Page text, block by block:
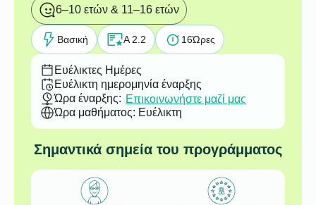
6–10 ετών & 11–16 ετών
Βασική A 2.2 16Ώρες
Ευέλικτες Ημέρες
Ευέλικτη ημερομηνία έναρξης
Ώρα έναρξης: Επικοινωνήστε μαζί μας
Ώρα μαθήματος: Ευέλικτη
Σημαντικά σημεία του προγράμματος